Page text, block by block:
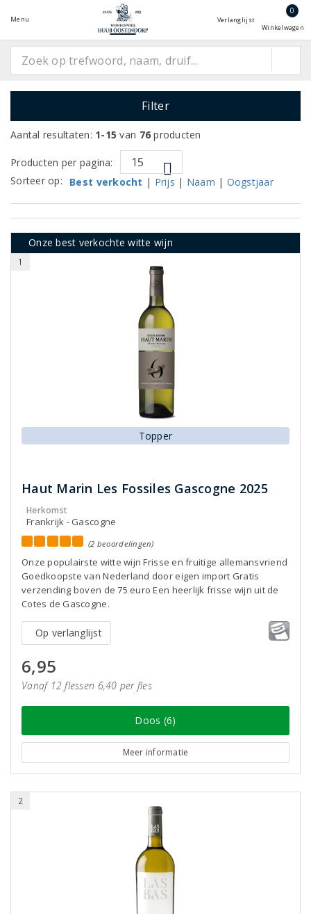
Menu Verlanglijst
0
Winkelwagen
Filter
Aantal resultaten: 1-15 van 76 producten
Producten per pagina:
Sorteer op:
Best verkocht | Prijs | Naam | Oogstjaar
Onze best verkochte witte wijn
1
Topper
Haut Marin Les Fossiles Gascogne 2025
Herkomst
Frankrijk - Gascogne
(2 beoordelingen)
Onze populairste witte wijn Frisse en fruitige allemansvriend
Goedkoopste van Nederland door eigen import Gratis
verzending boven de 75 euro Een heerlijk frisse wijn uit de
Cotes de Gascogne.
Op verlanglijst
6,95
Vanaf 12 flessen 6,40 per fles
Doos (6)
Meer informatie
2